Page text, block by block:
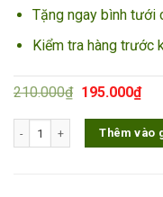
Tặng ngay bình tưới
Kiểm tra hàng trước
210.000₫ Giá
là:
210.000₫.
195.000₫Giá
tại
là:
Cây Tóc Thần Vệ Nữ số lượng
Thêm vào